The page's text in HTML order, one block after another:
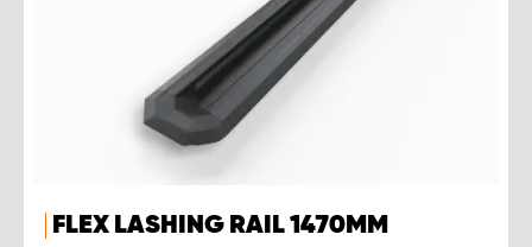
FLEX LASHING RAIL 1470MM